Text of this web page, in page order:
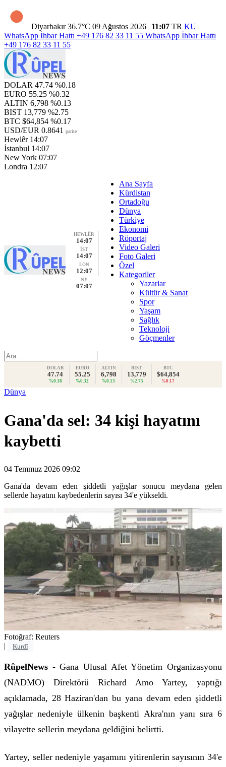
Diyarbakır 36.7°C 09 Ağustos 2026 11:07 TR KU
WhatsApp İhbar Hattı +49 176 82 33 11 55 WhatsApp İhbar Hattı
+49 176 82 33 11 55
DOLAR 47.74 %0.18
EURO 55.25 %0.32
ALTIN 6,798 %0.13
BIST 13,779 %2.75
BTC $64,854 %0.17
USD/EUR 0.8641 parite
Hewlêr 14:07
İstanbul 14:07
New York 07:07
Londra 12:07
HEWLÊR
14:07
İST
14:07
LON
12:07
NY
07:07
Ana Sayfa
Kürdistan
Ortadoğu
Dünya
Türkiye
Ekonomi
Röportaj
Video Galeri
Foto Galeri
Özel
Kategoriler
Yazarlar
Kültür & Sanat
Spor
Yaşam
Sağlık
Teknoloji
Göçmenler
DOLAR
47.74
%0.18
EURO
55.25
%0.32
ALTIN
6,798
%0.13
BIST
13,779
%2.75
BTC
$64,854
%0.17
Dünya
Gana'da sel: 34 kişi hayatını
kaybetti
04 Temmuz 2026 09:02
Gana'da devam eden şiddetli yağışlar sonucu meydana gelen
sellerde hayatını kaybedenlerin sayısı 34'e yükseldi.
Fotoğraf: Reuters
|
Kurdî
RûpelNews - Gana Ulusal Afet Yönetim Organizasyonu
(NADMO) Direktörü Richard Amo Yartey, yaptığı
açıklamada, 28 Haziran'dan bu yana devam eden şiddetli
yağışlar nedeniyle ülkenin başkenti Akra'nın yanı sıra 6
vilayette sellerin meydana geldiğini belirtti.
Yartey, seller nedeniyle yaşamını yitirenlerin sayısının 34'e